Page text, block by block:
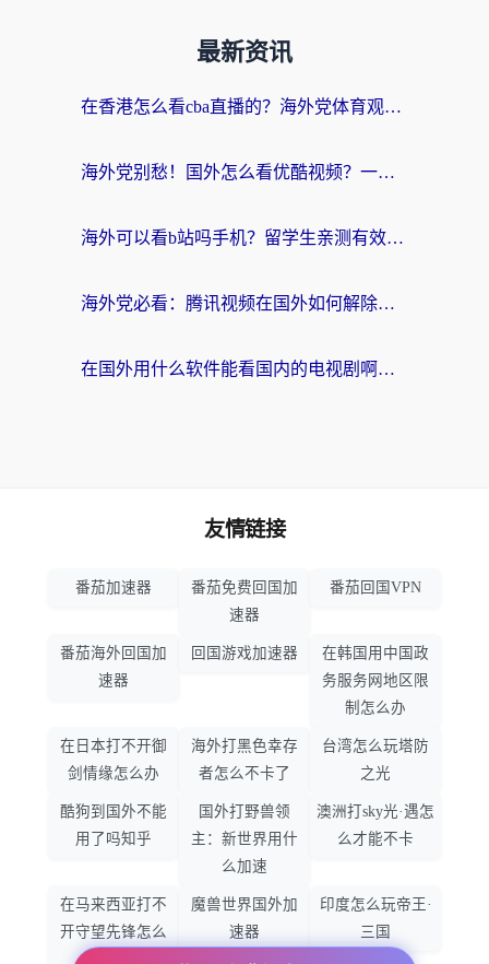
最新资讯
在香港怎么看cba直播的？海外党体育观赛终极指南：告别版权限制，畅享中文解说
海外党别愁！国外怎么看优酷视频？一招解决追剧、看直播难题
海外可以看b站吗手机？留学生亲测有效的回国加速指南
海外党必看：腾讯视频在国外如何解除地域限制？附优酷咪咕使用指南
在国外用什么软件能看国内的电视剧啊？留学生亲测有效的回国加速方案
友情链接
番茄加速器
番茄免费回国加
速器
番茄回国VPN
番茄海外回国加
速器
回国游戏加速器
在韩国用中国政
务服务网地区限
制怎么办
在日本打不开御
剑情缘怎么办
海外打黑色幸存
者怎么不卡了
台湾怎么玩塔防
之光
酷狗到国外不能
用了吗知乎
国外打野兽领
主：新世界用什
么加速
澳洲打sky光·遇怎
么才能不卡
在马来西亚打不
开守望先锋怎么
魔兽世界国外加
速器
印度怎么玩帝王·
三国